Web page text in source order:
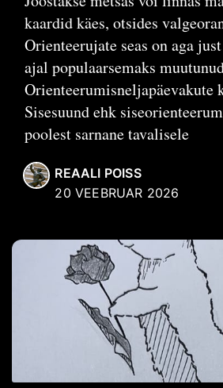
kaardid käes, otsides
Orienteerujate seas on aga
ajal populaarsemaks
Orienteerumisneljapäevakute
Sisesuund ehk
poolest sarnane tavalisele
REAALI POISS
20 VEEBRUAR 2026